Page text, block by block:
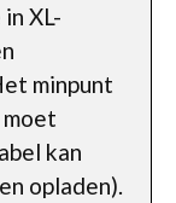
XL-
minpunt
kan
opladen).